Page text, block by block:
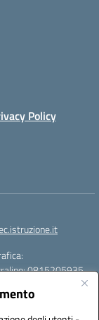
Policy
0815205935